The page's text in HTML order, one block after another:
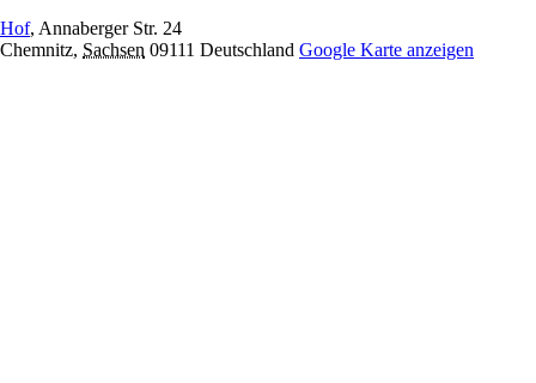
Hof, Annaberger Str. 24
Chemnitz, Sachsen 09111 Deutschland Google Karte anzeigen